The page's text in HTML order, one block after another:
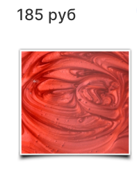
185 руб